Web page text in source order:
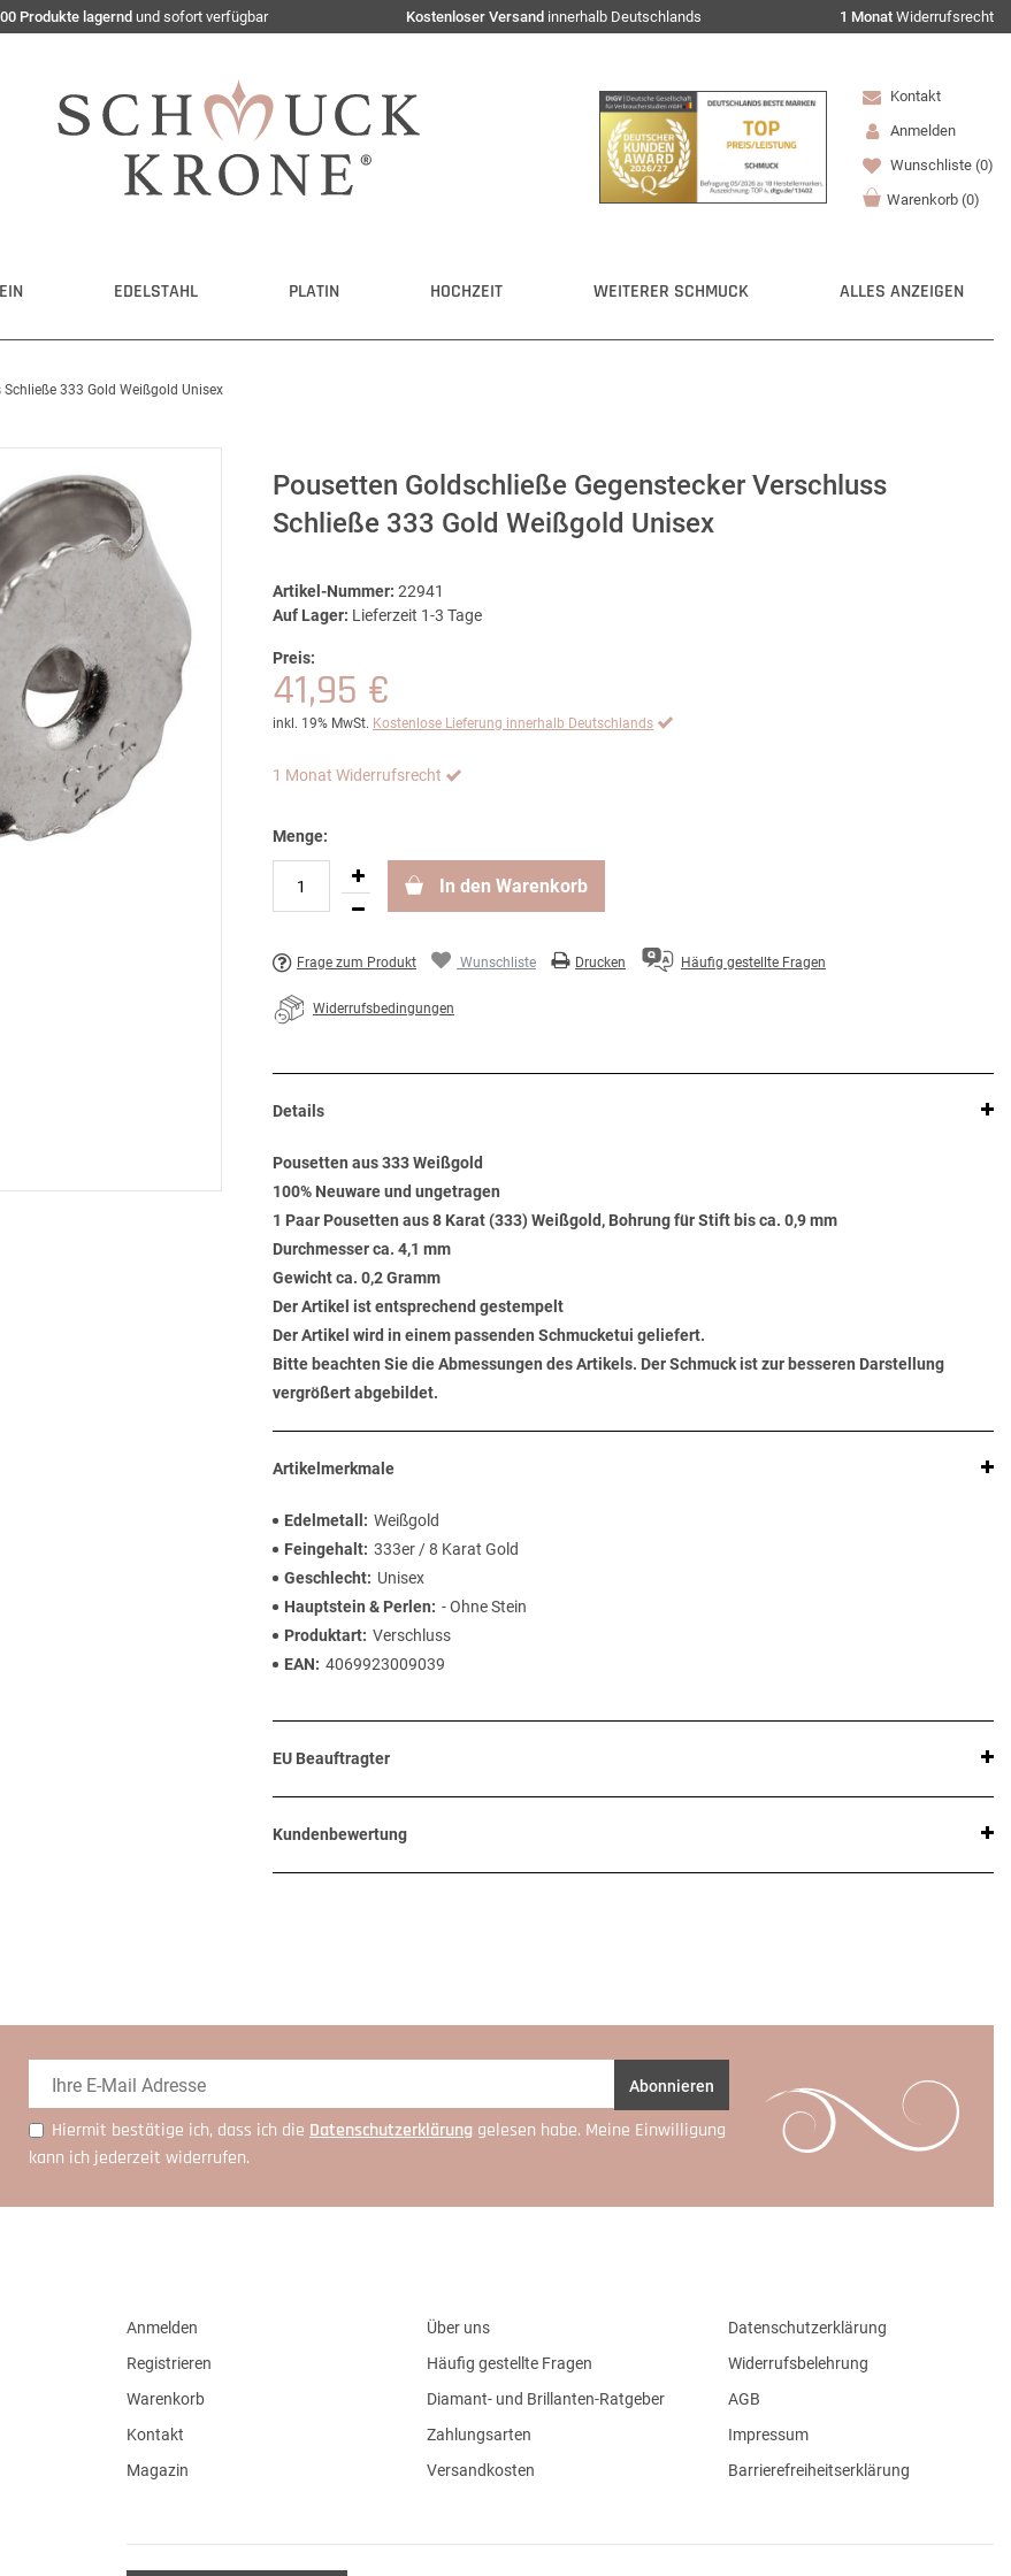
Produkte lagernd und sofort verfügbar Kostenloser Versand innerhalb Deutschlands 1 Monat Widerrufsrecht
Kontakt
Anmelden
Wunschliste (0)
Warenkorb (0)
EDELSTAHL PLATIN HOCHZEIT WEITERER SCHMUCK ALLES ANZEIGEN
333 Gold Weißgold Unisex
Pousetten Goldschließe Gegenstecker Verschluss
Schließe 333 Gold Weißgold Unisex
Artikel-Nummer: 22941
Auf Lager: Lieferzeit 1-3 Tage
Preis:
41,95 €
inkl. 19% MwSt. Kostenlose Lieferung innerhalb Deutschlands
1 Monat Widerrufsrecht
Menge:
In den Warenkorb
Frage zum Produkt Wunschliste Drucken Häufig gestellte Fragen
Widerrufsbedingungen
Details
Pousetten aus 333 Weißgold
100% Neuware und ungetragen
1 Paar Pousetten aus 8 Karat (333) Weißgold, Bohrung für Stift bis ca. 0,9 mm
Durchmesser ca. 4,1 mm
Gewicht ca. 0,2 Gramm
Der Artikel ist entsprechend gestempelt
Der Artikel wird in einem passenden Schmucketui geliefert.
Bitte beachten Sie die Abmessungen des Artikels. Der Schmuck ist zur besseren Darstellung
vergrößert abgebildet.
Artikelmerkmale
Edelmetall
Weißgold
Feingehalt 333er / 8 Karat Gold
Geschlecht
Unisex
Hauptstein & Perlen
- Ohne Stein
Produktart Verschluss
EAN
4069923009039
EU Beauftragter
Kundenbewertung
Abonnieren
Hiermit bestätige ich, dass ich die Daten­schutz­erklärung gelesen habe. Meine Einwilligung
kann ich jederzeit widerrufen.
Anmelden
Registrieren
Warenkorb
Kontakt
Magazin
Über uns
Häufig gestellte Fragen
Diamant- und Brillanten-Ratgeber
Zahlungsarten
Versandkosten
Datenschutzerklärung
Widerrufsbelehrung
AGB
Impressum
Barrierefreiheitserklärung